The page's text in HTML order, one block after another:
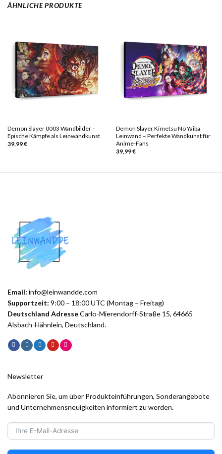
ÄHNLICHE PRODUKTE
Demon Slayer 0003 Wandbilder –
Epische Kämpfe als Leinwandkunst
39,99€
Demon Slayer Kimetsu No Yaiba
Leinwand – Perfekte Wandkunst für
Anime-Fans
39,99€
Email: info@leinwandde.com
Supportzeit: 9:00 – 18:00 UTC (Montag – Freitag)
Deutschland AdresseCarlo-Mierendorff-Straße 15, 64665
Alsbach-Hähnlein, Deutschland.
Newsletter
Abonnieren Sie, um über Produkteinführungen, Sonderangebote
und Unternehmensneuigkeiten informiert zu werden.